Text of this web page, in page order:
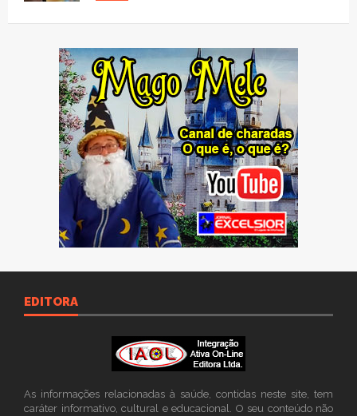
EDITORA
As informações relacionadas à saúde, contidas neste site, tem
caráter informativo, cultural e educacional. O seu conteúdo não